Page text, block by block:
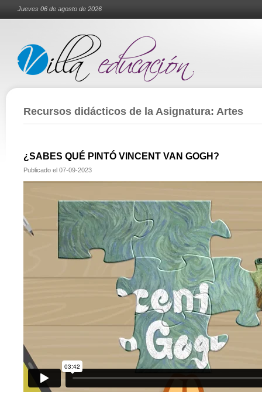
Jueves 06 de agosto de 2026
Recursos didácticos de la Asignatura: Artes
¿SABES QUÉ PINTÓ VINCENT VAN GOGH?
Publicado el 07-09-2023